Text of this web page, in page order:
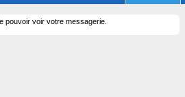
pouvoir voir votre messagerie.